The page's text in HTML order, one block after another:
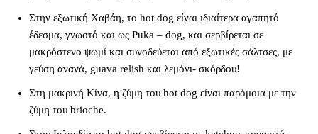
Στην εξωτική Χαβάη, το hot dog είναι ιδιαίτερα αγαπητό
έδεσμα, γνωστό και ως Puka – dog, και σερβίρεται σε
μακρόστενο ψωμί και συνοδεύεται από εξωτικές σάλτσες, με
γεύση ανανά, guava relish και λεμόνι- σκόρδου!
Στη μακρινή Κίνα, η ζύμη του hot dog είναι παρόμοια με την
ζύμη του brioche.